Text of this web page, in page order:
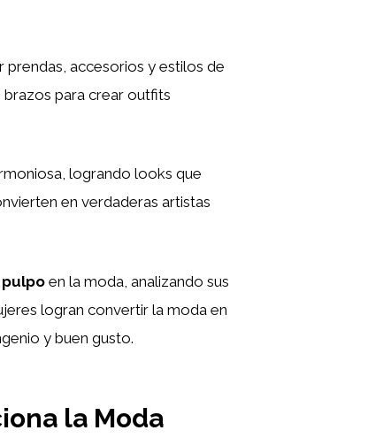
prendas, accesorios y estilos de
brazos para crear outfits
logrando looks que
en verdaderas artistas
en la moda, analizando sus
logran convertir la moda en
y buen gusto.
la Moda